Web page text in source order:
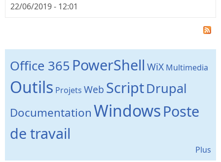
22/06/2019 - 12:01
Office 365 PowerShell WiX Multimedia
Outils Projets Web ScriptDrupal
DocumentationWindowsPoste
de travail
Plus